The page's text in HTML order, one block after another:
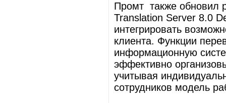
Промт также обновил
Translation Server 8.0
интегрировать
клиента. Функции
информационную
эффективно
учитывая
сотрудников модель